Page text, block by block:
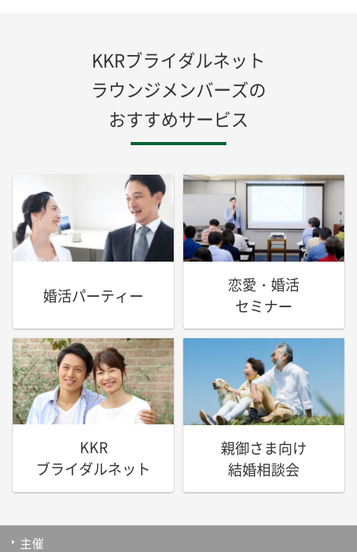
KKRブライダルネット
ラウンジメンバーズの
おすすめサービス
婚活パーティー
恋愛・婚活
セミナー
KKR
ブライダルネット
親御さま向け
結婚相談会
主催